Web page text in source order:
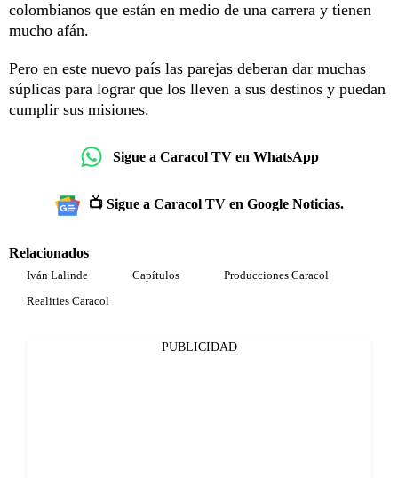
colombianos que están en medio de una carrera y tienen
mucho afán.
Pero en este nuevo país las parejas deberan dar muchas
súplicas para lograr que los lleven a sus destinos y puedan
cumplir sus misiones.
Sigue a Caracol TV en WhatsApp
📺 Sigue a Caracol TV en Google Noticias.
Relacionados
Iván Lalinde Capítulos
Producciones Caracol
Realities Caracol
PUBLICIDAD